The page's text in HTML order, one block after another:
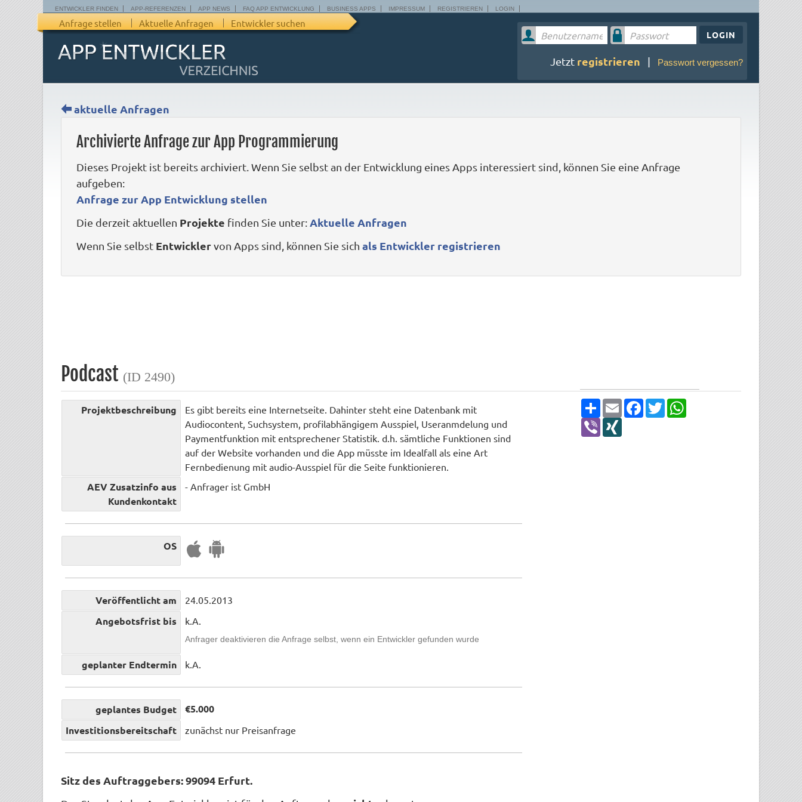
ENTWICKLER FINDEN APP-REFERENZEN APP NEWS FAQ APP ENTWICKLUNG BUSINESS APPS IMPRESSUM REGISTRIEREN LOGIN
Anfrage stellen Aktuelle Anfragen Entwickler suchen
LOGIN
Jetzt registrieren | Passwort vergessen?
aktuelle Anfragen
Archivierte Anfrage zur App Programmierung
Dieses Projekt ist bereits archiviert. Wenn Sie selbst an der Entwicklung eines Apps interessiert sind, können Sie eine Anfrage
aufgeben:
Anfrage zur App Entwicklung stellen
Die derzeit aktuellen Projekte finden Sie unter:Aktuelle Anfragen
Wenn Sie selbst Entwicklervon Apps sind, können Sie sich als Entwickler registrieren
Podcast (ID 2490)
Projektbeschreibung
Es gibt bereits eine Internetseite. Dahinter steht eine Datenbank mit
Audiocontent, Suchsystem, profilabhängigem Ausspiel, Useranmdelung und
Paymentfunktion mit entsprechener Statistik. d.h. sämtliche Funktionen sind
auf der Website vorhanden und die App müsste im Idealfall als eine Art
Fernbedienung mit audio-Ausspiel für die Seite funktionieren.
AEV Zusatzinfo aus
Kundenkontakt
- Anfrager ist GmbH
OS
Veröffentlicht am 24.05.2013
Angebotsfrist bis k.A.
Anfrager deaktivieren die Anfrage selbst, wenn ein Entwickler gefunden wurde
geplanter Endtermin k.A.
geplantes Budget
€5.000
Investitionsbereitschaft
zunächst nur Preisanfrage
Sitz des Auftraggebers: 99094 Erfurt.
ShareEmailFacebook
Twitter
Viber